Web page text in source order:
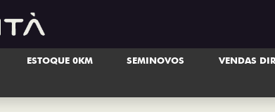
ESTOQUE 0KM SEMINOVOS VENDAS